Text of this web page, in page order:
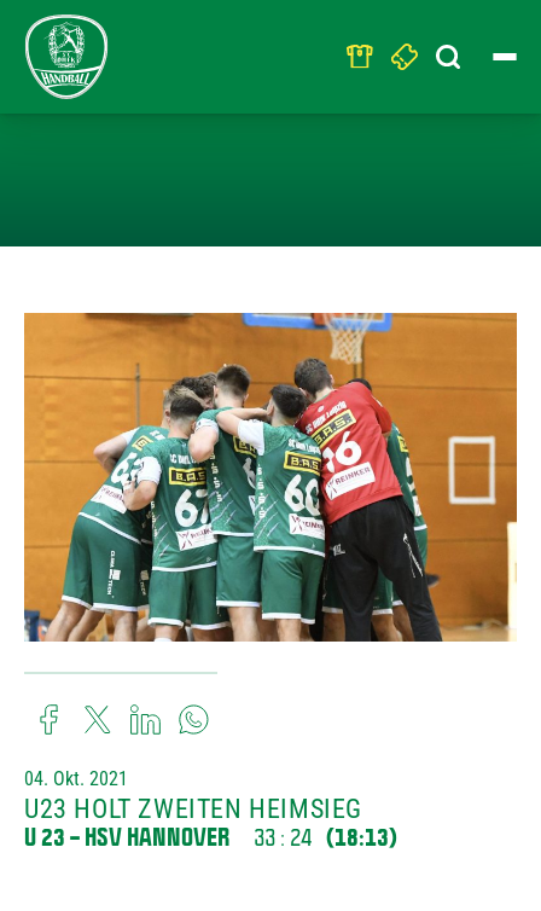
Search
for:
04. Okt. 2021
U23 HOLT ZWEITEN HEIMSIEG
U 23 – HSV HANNOVER 33 : 24 (18:13)